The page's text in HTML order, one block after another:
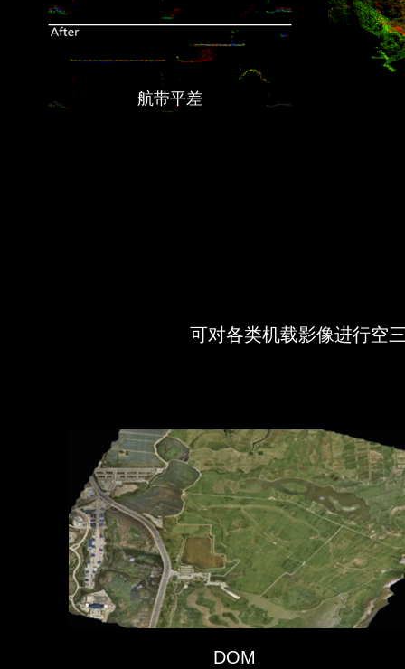
航带平差
可对各类机载影像进行空
DOM